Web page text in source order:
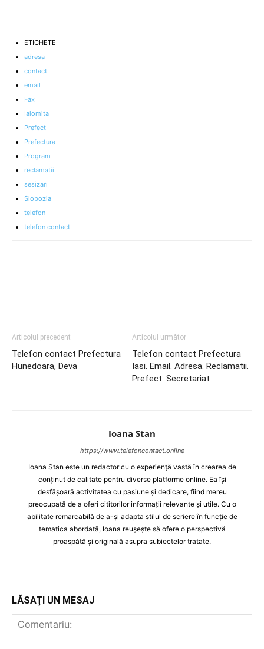
ETICHETE
adresa
contact
email
Fax
Ialomita
Prefect
Prefectura
Program
reclamatii
sesizari
Slobozia
telefon
telefon contact
Articolul precedent
Telefon contact Prefectura
Hunedoara, Deva
Articolul următor
Telefon contact Prefectura
Iasi. Email. Adresa. Reclamatii.
Prefect. Secretariat
Ioana Stan
https://www.telefoncontact.online
Ioana Stan este un redactor cu o experiență vastă în crearea de
conținut de calitate pentru diverse platforme online. Ea își
desfășoară activitatea cu pasiune și dedicare, fiind mereu
preocupată de a oferi cititorilor informații relevante și utile. Cu o
abilitate remarcabilă de a-și adapta stilul de scriere în funcție de
tematica abordată, Ioana reușește să ofere o perspectivă
proaspătă și originală asupra subiectelor tratate.
LĂSAȚI UN MESAJ